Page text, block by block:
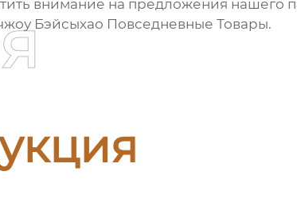
внимание на предложения нашего
Бэйсыхао Повседневные Товары.